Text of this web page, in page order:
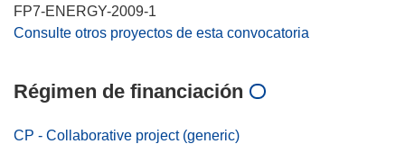
FP7-ENERGY-2009-1
Consulte otros proyectos de esta convocatoria
Régimen de financiación
CP - Collaborative project (generic)